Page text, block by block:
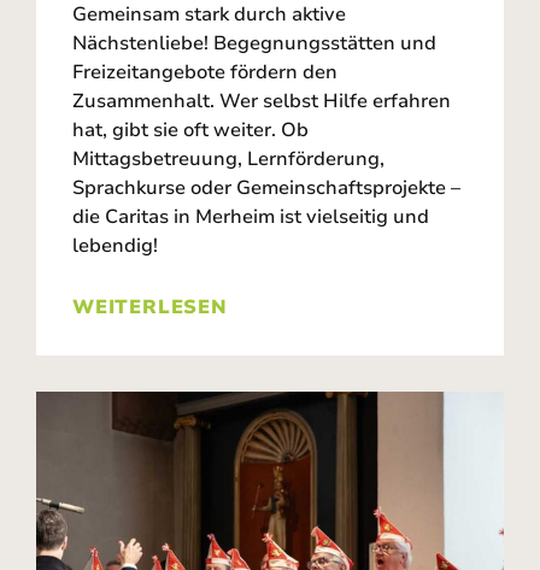
Gemeinsam stark durch aktive
Nächstenliebe! Begegnungsstätten und
Freizeitangebote fördern den
Zusammenhalt. Wer selbst Hilfe erfahren
hat, gibt sie oft weiter. Ob
Mittagsbetreuung, Lernförderung,
Sprachkurse oder Gemeinschaftsprojekte –
die Caritas in Merheim ist vielseitig und
lebendig!
WEITERLESEN